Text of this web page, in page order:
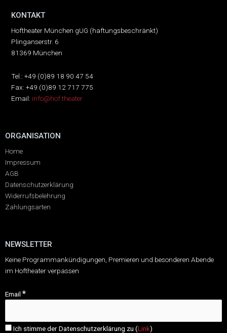
KONTAKT
Hoftheater München gUG (haftungsbeschränkt)
Plinganserstr. 6
81369 München
Tel.: +49 (0)89 18 90 47 54
Fax: +49 (0)89 12 717 775
Email: info@hof.theater
ORGANISATION
Home
Impressum
AGB
Datenschutzerklärung
Widerrufsbelehrung
Zahlungsarten
NEWSLETTER
Keine Programmankündigungen, Premieren und besonderen Abende
im Hoftheater verpassen
Email *
Ich stimme der Datenschutzerklärung zu (Link)